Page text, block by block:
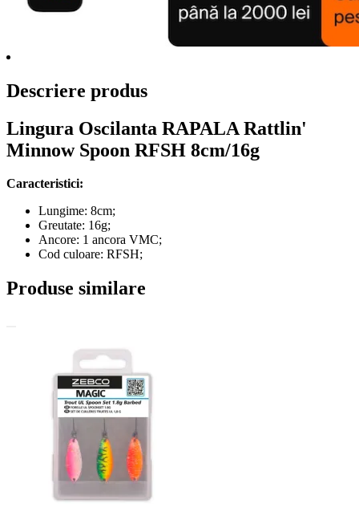
Descriere produs
Lingura Oscilanta RAPALA Rattlin'
Minnow Spoon RFSH 8cm/16g
Caracteristici:
Lungime: 8cm;
Greutate: 16g;
Ancore: 1 ancora VMC;
Cod culoare: RFSH;
Produse similare